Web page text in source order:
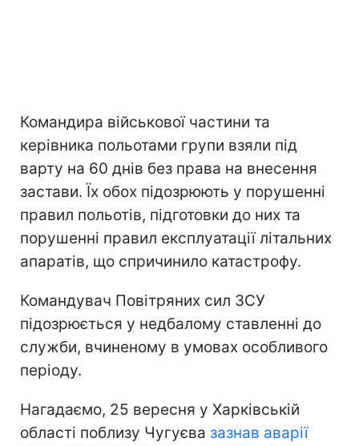
Командира військової частини та
керівника польотами групи взяли під
варту на 60 днів без права на внесення
застави. Їх обох підозрюють у порушенні
правил польотів, підготовки до них та
порушенні правил експлуатації літальних
апаратів, що спричинило катастрофу.
Командувач Повітряних сил ЗСУ
підозрюється у недбалому ставленні до
служби, вчиненому в умовах особливого
періоду.
Нагадаємо, 25 вересня у Харківській
області поблизу Чугуєва зазнав аварії